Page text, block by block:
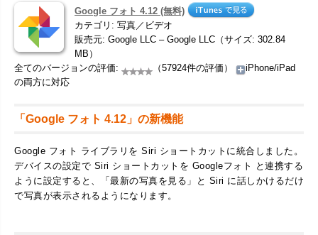
Google フォト 4.12 (無料)
カテゴリ: 写真／ビデオ
販売元: Google LLC – Google LLC（サイズ: 302.84
MB）
全てのバージョンの評価:
（57924件の評価）
iPhone/iPad
の両方に対応
「Google フォト 4.12」の新機能
Google フォト ライブラリを Siri ショートカットに統合しました。
デバイスの設定で Siri ショートカットを Googleフォト と連携する
ように設定すると、「最新の写真を見る」と Siri に話しかけるだけ
で写真が表示されるようになります。